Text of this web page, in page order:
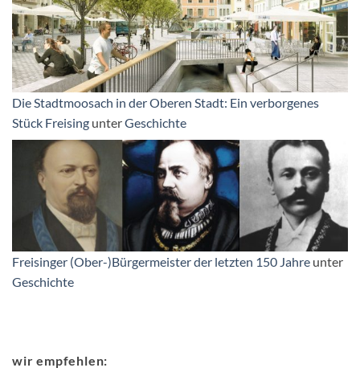
Die Stadtmoosach in der Oberen Stadt: Ein verborgenes
Stück Freising unterGeschichte
Freisinger (Ober-)Bürgermeister der letzten 150 Jahre unter
Geschichte
wir empfehlen: